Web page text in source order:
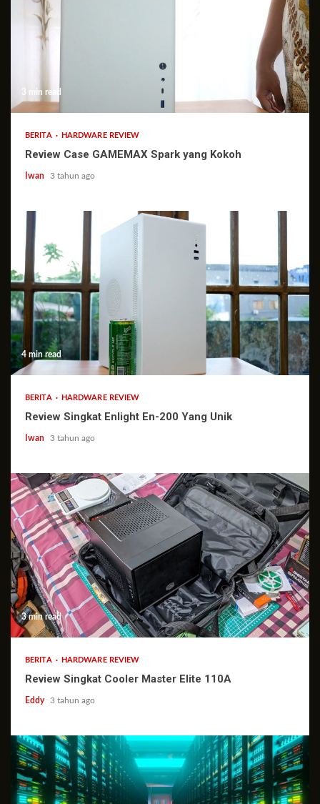
3 min read
BERITA HARDWARE REVIEW
Review Case GAMEMAX Spark yang Kokoh
Iwan 3 tahun ago
4 min read
BERITA HARDWARE REVIEW
Review Singkat Enlight En-200 Yang Unik
Iwan 3 tahun ago
3 min read
BERITA HARDWARE REVIEW
Review Singkat Cooler Master Elite 110A
Eddy 3 tahun ago